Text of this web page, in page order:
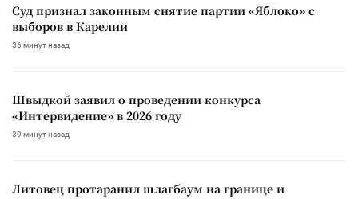
Суд признал законным снятие партии «Яблоко» с
выборов в Карелии
36 минут назад
Швыдкой заявил о проведении конкурса
«Интервидение» в 2026 году
39 минут назад
Литовец протаранил шлагбаум на границе и